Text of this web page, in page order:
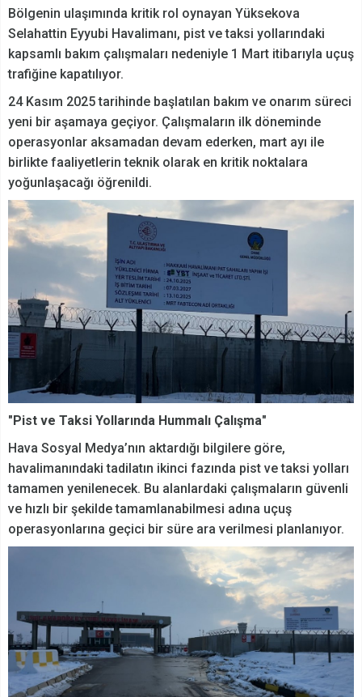
Bölgenin ulaşımında kritik rol oynayan Yüksekova
Selahattin Eyyubi Havalimanı, pist ve taksi yollarındaki
kapsamlı bakım çalışmaları nedeniyle 1 Mart itibarıyla uçuş
trafiğine kapatılıyor.
24 Kasım 2025 tarihinde başlatılan bakım ve onarım süreci
yeni bir aşamaya geçiyor. Çalışmaların ilk döneminde
operasyonlar aksamadan devam ederken, mart ayı ile
birlikte faaliyetlerin teknik olarak en kritik noktalara
yoğunlaşacağı öğrenildi.
"Pist ve Taksi Yollarında Hummalı Çalışma"
Hava Sosyal Medya’nın aktardığı bilgilere göre,
havalimanındaki tadilatın ikinci fazında pist ve taksi yolları
tamamen yenilenecek. Bu alanlardaki çalışmaların güvenli
ve hızlı bir şekilde tamamlanabilmesi adına uçuş
operasyonlarına geçici bir süre ara verilmesi planlanıyor.